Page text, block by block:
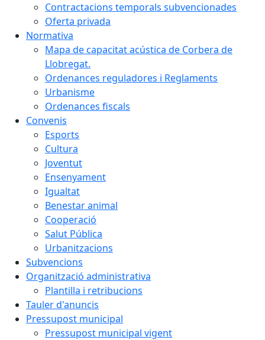
Contractacions temporals subvencionades
Oferta privada
Normativa
Mapa de capacitat acústica de Corbera de
Llobregat.
Ordenances reguladores i Reglaments
Urbanisme
Ordenances fiscals
Convenis
Esports
Cultura
Joventut
Ensenyament
Igualtat
Benestar animal
Cooperació
Salut Pública
Urbanitzacions
Subvencions
Organització administrativa
Plantilla i retribucions
Tauler d'anuncis
Pressupost municipal
Pressupost municipal vigent